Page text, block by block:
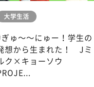
大学生活
ぎゅ〜〜にゅー！学生の
想から生まれた！ Jミ
ク×キョーソウ